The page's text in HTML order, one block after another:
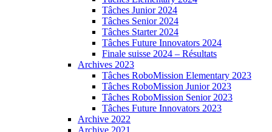
Tâches Junior 2024
Tâches Senior 2024
Tâches Starter 2024
Tâches Future Innovators 2024
Finale suisse 2024 – Résultats
Archives 2023
Tâches RoboMission Elementary 2023
Tâches RoboMission Junior 2023
Tâches RoboMission Senior 2023
Tâches Future Innovators 2023
Archive 2022
Archive 2021